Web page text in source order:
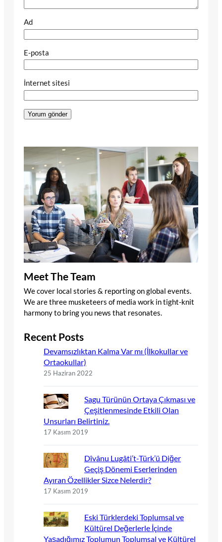
Ad
E-posta
İnternet sitesi
Meet The Team
We cover local stories & reporting on global events.
We are three musketeers of media work in tight-knit
harmony to bring you news that resonates.
Recent Posts
Devamsızlıktan Kalma Var mı (İlkokullar ve
Ortaokullar)
25 Haziran 2022
Sagu Türünün Ortaya Çıkması ve
Çeşitlenmesinde Etkili Olan
Unsurları Belirtiniz.
17 Kasım 2019
Dîvânu Lugâti’t-Türk’ü Diğer
Geçiş Dönemi Eserlerinden
Ayıran Özellikler Sizce Nelerdir?
17 Kasım 2019
Eski Türklerdeki Toplumsal ve
Kültürel Değerlerle İçinde
Yaşadığımız Toplumun Toplumsal ve Kültürel